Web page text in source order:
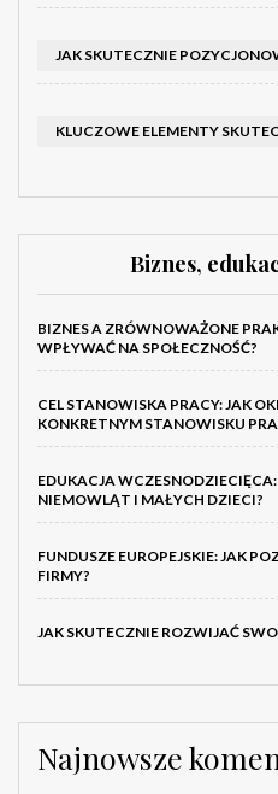
Biznes,
BIZNES A ZRÓWNOWAŻONE
WPŁYWAĆ NA SPOŁECZNOŚĆ?
CEL STANOWISKA PRACY: JAK
KONKRETNYM STANOWISKU
EDUKACJA
NIEMOWLĄT I MAŁYCH DZIECI?
FUNDUSZE EUROPEJSKIE: JAK
FIRMY?
JAK SKUTECZNIE ROZWIJAĆ
Najnowsze